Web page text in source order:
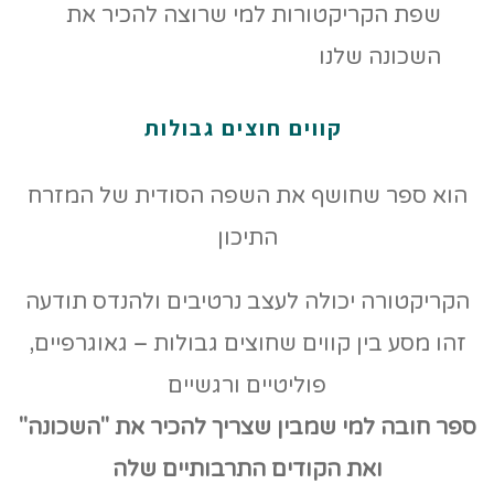
קווים חוצים גבולות
הוא ספר שחושף את השפה הסודית של המזרח
התיכון
הקריקטורה יכולה לעצב נרטיבים ולהנדס תודעה
זהו מסע בין קווים שחוצים גבולות – גאוגרפיים,
פוליטיים ורגשיים
ספר חובה למי שמבין שצריך להכיר את "השכונה"
ואת הקודים התרבותיים שלה